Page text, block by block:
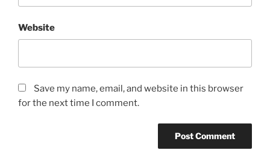
Website
Save my name, email, and website in this browser
for the next time I comment.